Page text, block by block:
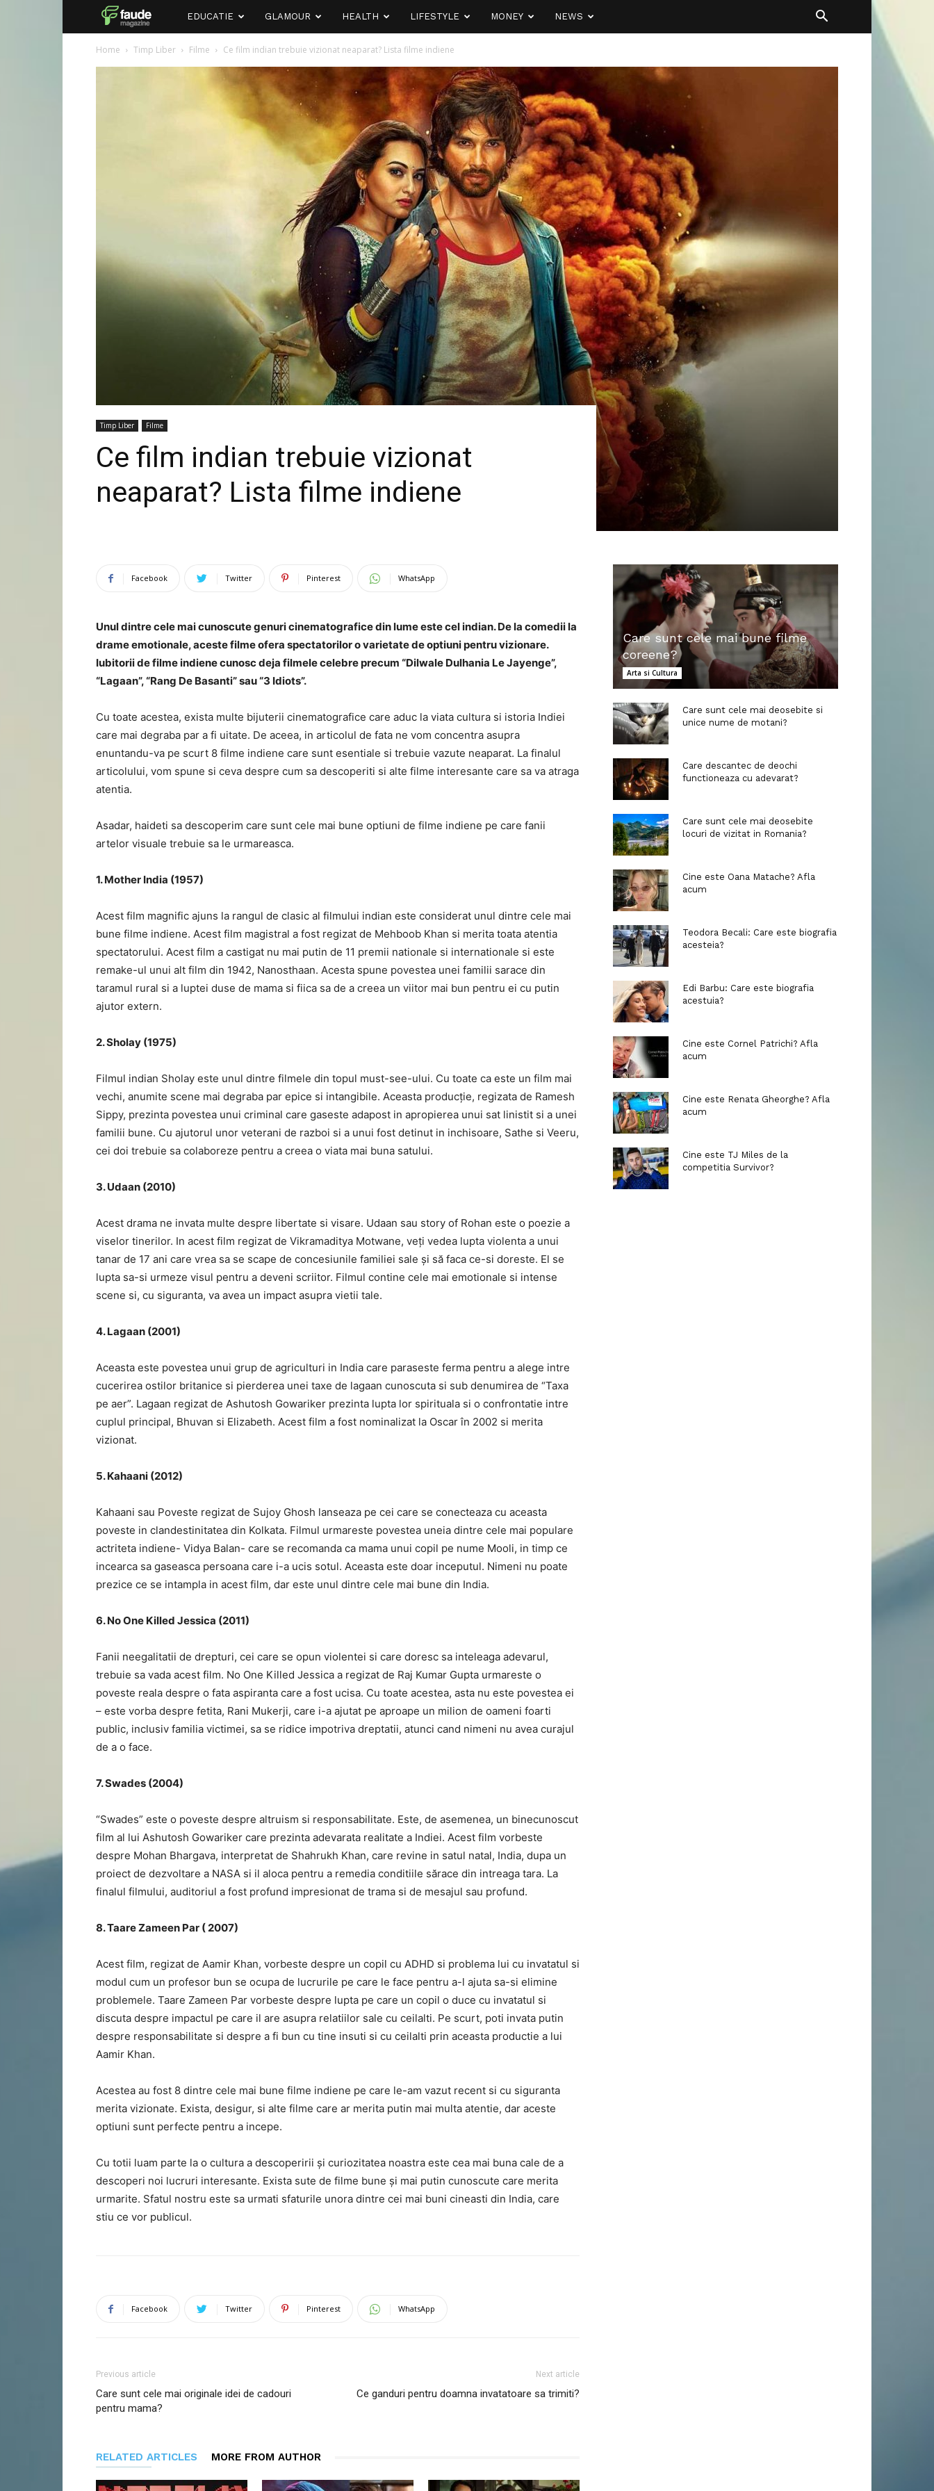
Faude
EDUCATIE GLAMOUR HEALTH LIFESTYLE MONEY NEWS
Home Timp Liber Filme Ce film indian trebuie vizionat neaparat? Lista filme indiene
Timp Liber Filme
Ce film indian trebuie vizionat
neaparat? Lista filme indiene
Facebook Twitter Pinterest WhatsApp
Unul dintre cele mai cunoscute genuri cinematografice din lume este cel indian. De la comedii la
drame emotionale, aceste filme ofera spectatorilor o varietate de optiuni pentru vizionare.
Iubitorii de filme indiene cunosc deja filmele celebre precum “Dilwale Dulhania Le Jayenge”,
“Lagaan”, “Rang De Basanti” sau “3 Idiots”.
Cu toate acestea, exista multe bijuterii cinematografice care aduc la viata cultura si istoria Indiei
care mai degraba par a fi uitate. De aceea, in articolul de fata ne vom concentra asupra
enuntandu-va pe scurt 8 filme indiene care sunt esentiale si trebuie vazute neaparat. La finalul
articolului, vom spune si ceva despre cum sa descoperiti si alte filme interesante care sa va atraga
atentia.
Asadar, haideti sa descoperim care sunt cele mai bune optiuni de filme indiene pe care fanii
artelor visuale trebuie sa le urmareasca.
1. Mother India (1957)
Acest film magnific ajuns la rangul de clasic al filmului indian este considerat unul dintre cele mai
bune filme indiene. Acest film magistral a fost regizat de Mehboob Khan si merita toata atentia
spectatorului. Acest film a castigat nu mai putin de 11 premii nationale si internationale si este
remake-ul unui alt film din 1942, Nanosthaan. Acesta spune povestea unei familii sarace din
taramul rural si a luptei duse de mama si fiica sa de a creea un viitor mai bun pentru ei cu putin
ajutor extern.
2. Sholay (1975)
Filmul indian Sholay este unul dintre filmele din topul must-see-ului. Cu toate ca este un film mai
vechi, anumite scene mai degraba par epice si intangibile. Aceasta producție, regizata de Ramesh
Sippy, prezinta povestea unui criminal care gaseste adapost in apropierea unui sat linistit si a unei
familii bune. Cu ajutorul unor veterani de razboi si a unui fost detinut in inchisoare, Sathe si Veeru,
cei doi trebuie sa colaboreze pentru a creea o viata mai buna satului.
3. Udaan (2010)
Acest drama ne invata multe despre libertate si visare. Udaan sau story of Rohan este o poezie a
viselor tinerilor. In acest film regizat de Vikramaditya Motwane, veți vedea lupta violenta a unui
tanar de 17 ani care vrea sa se scape de concesiunile familiei sale și să faca ce-si doreste. El se
lupta sa-si urmeze visul pentru a deveni scriitor. Filmul contine cele mai emotionale si intense
scene si, cu siguranta, va avea un impact asupra vietii tale.
4. Lagaan (2001)
Aceasta este povestea unui grup de agriculturi in India care paraseste ferma pentru a alege intre
cucerirea ostilor britanice si pierderea unei taxe de lagaan cunoscuta si sub denumirea de “Taxa
pe aer”. Lagaan regizat de Ashutosh Gowariker prezinta lupta lor spirituala si o confrontatie intre
cuplul principal, Bhuvan si Elizabeth. Acest film a fost nominalizat la Oscar în 2002 si merita
vizionat.
5. Kahaani (2012)
Kahaani sau Poveste regizat de Sujoy Ghosh lanseaza pe cei care se conecteaza cu aceasta
poveste in clandestinitatea din Kolkata. Filmul urmareste povestea uneia dintre cele mai populare
actriteta indiene- Vidya Balan- care se recomanda ca mama unui copil pe nume Mooli, in timp ce
incearca sa gaseasca persoana care i-a ucis sotul. Aceasta este doar inceputul. Nimeni nu poate
prezice ce se intampla in acest film, dar este unul dintre cele mai bune din India.
6. No One Killed Jessica (2011)
Fanii neegalitatii de drepturi, cei care se opun violentei si care doresc sa inteleaga adevarul,
trebuie sa vada acest film. No One Killed Jessica a regizat de Raj Kumar Gupta urmareste o
poveste reala despre o fata aspiranta care a fost ucisa. Cu toate acestea, asta nu este povestea ei
– este vorba despre fetita, Rani Mukerji, care i-a ajutat pe aproape un milion de oameni foarti
public, inclusiv familia victimei, sa se ridice impotriva dreptatii, atunci cand nimeni nu avea curajul
de a o face.
7. Swades (2004)
“Swades” este o poveste despre altruism si responsabilitate. Este, de asemenea, un binecunoscut
film al lui Ashutosh Gowariker care prezinta adevarata realitate a Indiei. Acest film vorbeste
despre Mohan Bhargava, interpretat de Shahrukh Khan, care revine in satul natal, India, dupa un
proiect de dezvoltare a NASA si il aloca pentru a remedia conditiile sărace din intreaga tara. La
finalul filmului, auditoriul a fost profund impresionat de trama si de mesajul sau profund.
8. Taare Zameen Par ( 2007)
Acest film, regizat de Aamir Khan, vorbeste despre un copil cu ADHD si problema lui cu invatatul si
modul cum un profesor bun se ocupa de lucrurile pe care le face pentru a-l ajuta sa-si elimine
problemele. Taare Zameen Par vorbeste despre lupta pe care un copil o duce cu invatatul si
discuta despre impactul pe care il are asupra relatiilor sale cu ceilalti. Pe scurt, poti invata putin
despre responsabilitate si despre a fi bun cu tine insuti si cu ceilalti prin aceasta productie a lui
Aamir Khan.
Acestea au fost 8 dintre cele mai bune filme indiene pe care le-am vazut recent si cu siguranta
merita vizionate. Exista, desigur, si alte filme care ar merita putin mai multa atentie, dar aceste
optiuni sunt perfecte pentru a incepe.
Cu totii luam parte la o cultura a descoperirii și curiozitatea noastra este cea mai buna cale de a
descoperi noi lucruri interesante. Exista sute de filme bune și mai putin cunoscute care merita
urmarite. Sfatul nostru este sa urmati sfaturile unora dintre cei mai buni cineasti din India, care
stiu ce vor publicul.
Facebook Twitter Pinterest WhatsApp
Previous article
Care sunt cele mai originale idei de cadouri
pentru mama?
Next article
Ce ganduri pentru doamna invatatoare sa trimiti?
RELATED ARTICLES MORE FROM AUTHOR
Care sunt cele mai bune filme
coreene?
Arta si Cultura
Care sunt cele mai deosebite si
unice nume de motani?
Care descantec de deochi
functioneaza cu adevarat?
Care sunt cele mai deosebite
locuri de vizitat in Romania?
Cine este Oana Matache? Afla
acum
Teodora Becali: Care este biografia
acesteia?
Edi Barbu: Care este biografia
acestuia?
Cine este Cornel Patrichi? Afla
acum
Cine este Renata Gheorghe? Afla
acum
Cine este TJ Miles de la
competitia Survivor?